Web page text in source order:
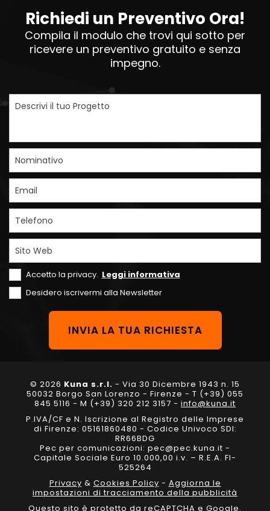
Richiedi un Preventivo Ora!
Compila il modulo che trovi qui sotto per
ricevere un preventivo gratuito e senza
impegno.
Descrivi il tuo Progetto
Nominativo
Email
Telefono
Sito Web
Accetto la privacy. Leggi informativa
Desidero iscrivermi alla Newsletter
© 2026 Kuna s.r.l. - Via 30 Dicembre 1943 n. 15
50032 Borgo San Lorenzo - Firenze - T (+39) 055
845 5116 - M (+39) 320 212 3157 - info@kuna.it
P.IVA/CF e N. Iscrizione al Registro delle Imprese
di Firenze: 05161860480 - Codice Univoco SDI:
RR66BDG
Pec per comunicazioni: pec@pec.kuna.it -
Capitale Sociale Euro 10.000,00 i.v. – R.E.A. FI-
525264
Privacy & Cookies Policy - Aggiorna le
impostazioni di tracciamento della pubblicità
Questo sito è protetto da reCAPTCHA e Google.